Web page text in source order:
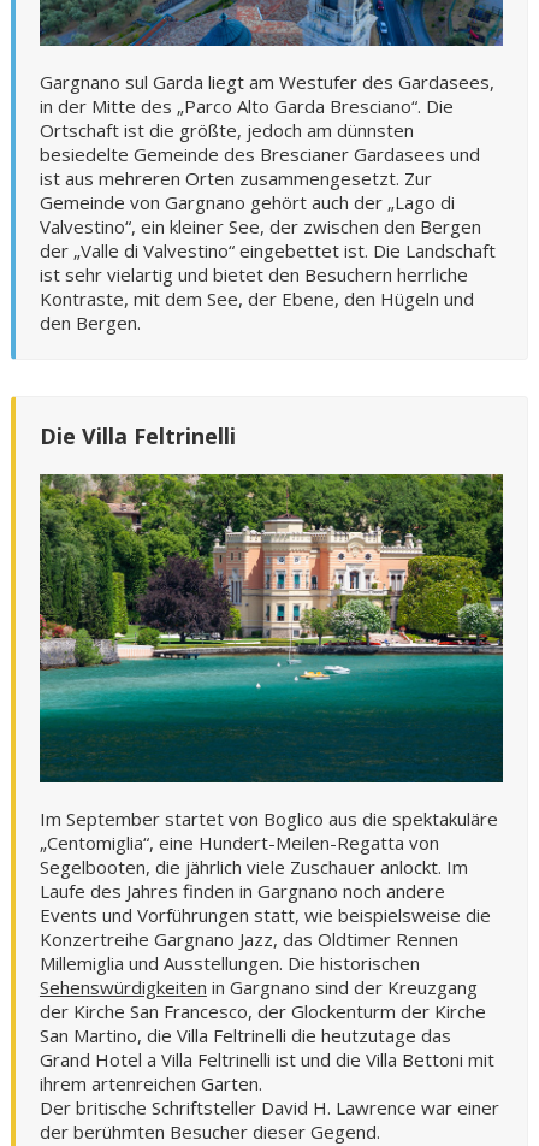
Gargnano sul Garda liegt am Westufer des Gardasees,
in der Mitte des „Parco Alto Garda Bresciano“. Die
Ortschaft ist die größte, jedoch am dünnsten
besiedelte Gemeinde des Brescianer Gardasees und
ist aus mehreren Orten zusammengesetzt. Zur
Gemeinde von Gargnano gehört auch der „Lago di
Valvestino“, ein kleiner See, der zwischen den Bergen
der „Valle di Valvestino“ eingebettet ist. Die Landschaft
ist sehr vielartig und bietet den Besuchern herrliche
Kontraste, mit dem See, der Ebene, den Hügeln und
den Bergen.
Die Villa Feltrinelli
Im September startet von Boglico aus die spektakuläre
„Centomiglia“, eine Hundert-Meilen-Regatta von
Segelbooten, die jährlich viele Zuschauer anlockt. Im
Laufe des Jahres finden in Gargnano noch andere
Events und Vorführungen statt, wie beispielsweise die
Konzertreihe Gargnano Jazz, das Oldtimer Rennen
Millemiglia und Ausstellungen. Die historischen
Sehenswürdigkeiten in Gargnano sind der Kreuzgang
der Kirche San Francesco, der Glockenturm der Kirche
San Martino, die Villa Feltrinelli die heutzutage das
Grand Hotel a Villa Feltrinelli ist und die Villa Bettoni mit
ihrem artenreichen Garten.
Der britische Schriftsteller David H. Lawrence war einer
der berühmten Besucher dieser Gegend.